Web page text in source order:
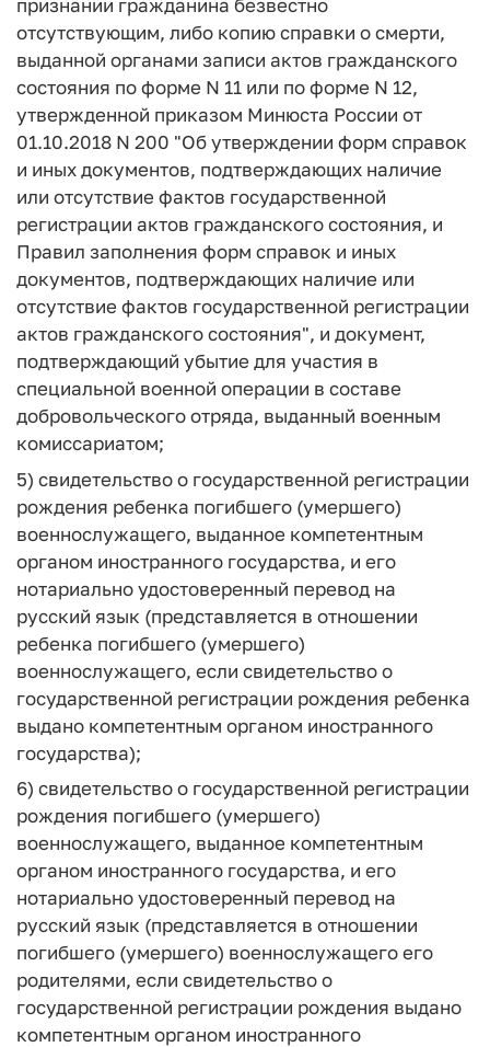
признании гражданина безвестно
отсутствующим, либо копию справки о смерти,
выданной органами записи актов гражданского
состояния по форме N 11 или по форме N 12,
утвержденной приказом Минюста России от
01.10.2018 N 200 "Об утверждении форм справок
и иных документов, подтверждающих наличие
или отсутствие фактов государственной
регистрации актов гражданского состояния, и
Правил заполнения форм справок и иных
документов, подтверждающих наличие или
отсутствие фактов государственной регистрации
актов гражданского состояния", и документ,
подтверждающий убытие для участия в
специальной военной операции в составе
добровольческого отряда, выданный военным
комиссариатом;
5) свидетельство о государственной регистрации
рождения ребенка погибшего (умершего)
военнослужащего, выданное компетентным
органом иностранного государства, и его
нотариально удостоверенный перевод на
русский язык (представляется в отношении
ребенка погибшего (умершего)
военнослужащего, если свидетельство о
государственной регистрации рождения ребенка
выдано компетентным органом иностранного
государства);
6) свидетельство о государственной регистрации
рождения погибшего (умершего)
военнослужащего, выданное компетентным
органом иностранного государства, и его
нотариально удостоверенный перевод на
русский язык (представляется в отношении
погибшего (умершего) военнослужащего его
родителями, если свидетельство о
государственной регистрации рождения выдано
компетентным органом иностранного